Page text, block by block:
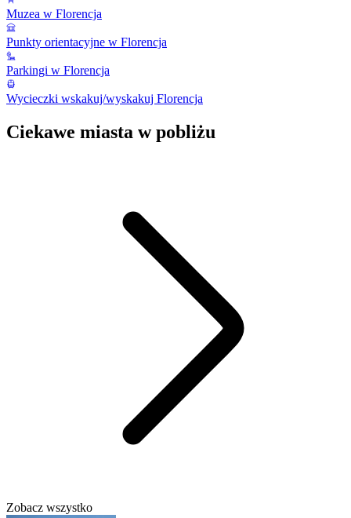
Muzea w Florencja
Punkty orientacyjne w Florencja
Parkingi w Florencja
Wycieczki wskakuj/wyskakuj Florencja
Ciekawe miasta w pobliżu
Zobacz wszystko